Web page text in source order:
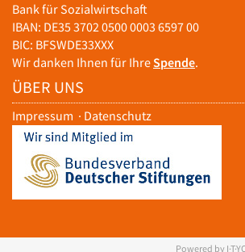
Bank für Sozialwirtschaft
IBAN: DE35 3702 0500 0003 6597 00
BIC: BFSWDE33XXX
Wir danken Ihnen für IhreSpende.
ÜBER UNS
Impressum · Datenschutz
Powered by